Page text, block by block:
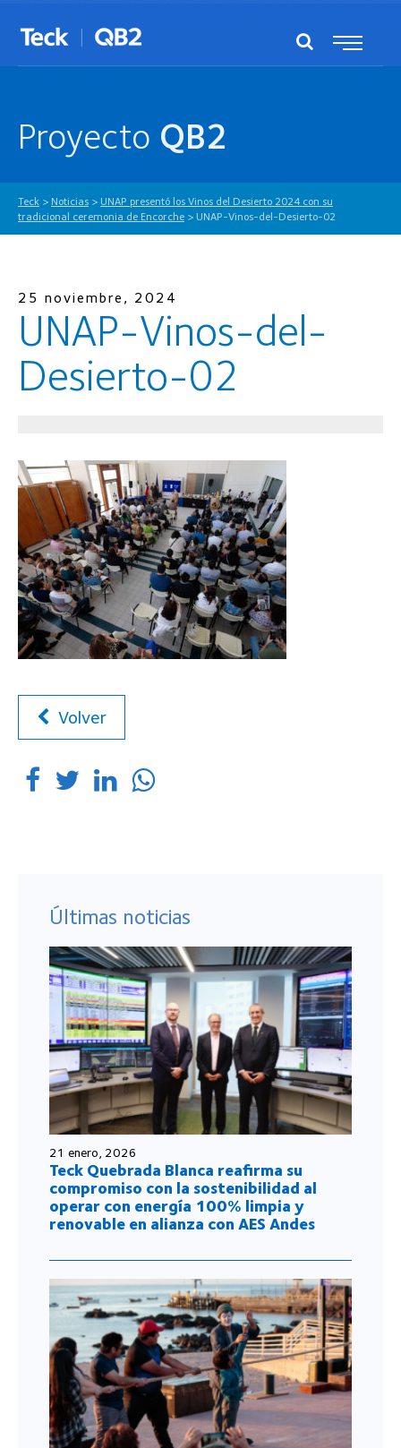
Proyecto QB2
Teck > Noticias > UNAP presentó los Vinos del Desierto 2024 con su
tradicional ceremonia de Encorche > UNAP-Vinos-del-Desierto-02
25 noviembre, 2024
UNAP-Vinos-del-
Desierto-02
Volver
Últimas noticias
21 enero, 2026
Teck Quebrada Blanca reafirma su
compromiso con la sostenibilidad al
operar con energía 100% limpia y
renovable en alianza con AES Andes